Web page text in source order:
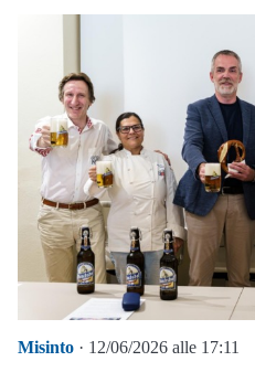
Misinto · 12/06/2026 alle 17:11